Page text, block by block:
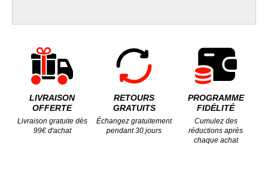
LIVRAISON
OFFERTE
Livraison gratuite dès
99€ d'achat
RETOURS
GRATUITS
Échangez gratuitement
pendant 30 jours
PROGRAMME
FIDÉLITÉ
Cumulez des
réductions après
chaque achat